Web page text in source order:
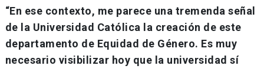
“En ese contexto, me parece una tremenda señal
de la Universidad Católica la creación de este
departamento de Equidad de Género. Es muy
necesario visibilizar hoy que la universidad sí